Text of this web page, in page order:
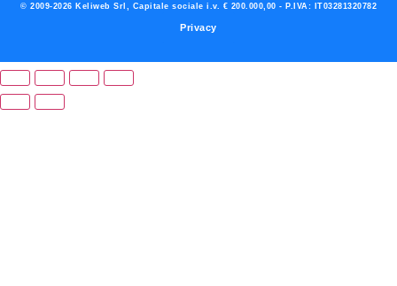
© 2009-2026 Keliweb Srl, Capitale sociale i.v. € 200.000,00 - P.IVA: IT03281320782
Privacy